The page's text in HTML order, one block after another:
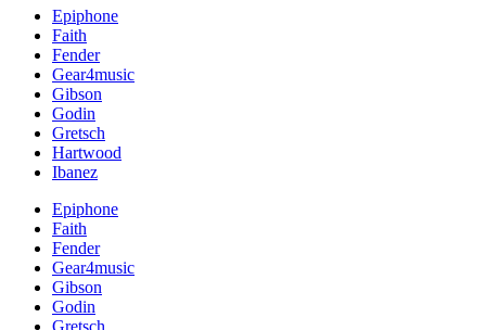
Epiphone
Faith
Fender
Gear4music
Gibson
Godin
Gretsch
Hartwood
Ibanez
Epiphone
Faith
Fender
Gear4music
Gibson
Godin
Gretsch